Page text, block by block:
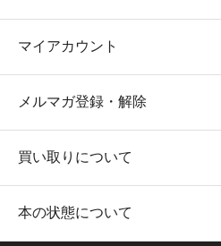
マイアカウント
メルマガ登録・解除
買い取りについて
本の状態について